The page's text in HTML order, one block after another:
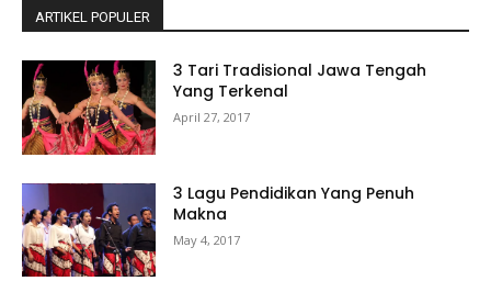
ARTIKEL POPULER
3 Tari Tradisional Jawa Tengah
Yang Terkenal
April 27, 2017
3 Lagu Pendidikan Yang Penuh
Makna
May 4, 2017